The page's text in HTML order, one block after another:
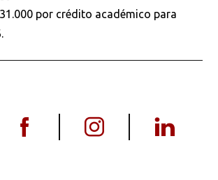
por crédito académico para